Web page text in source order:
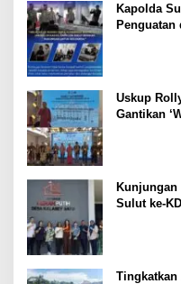
Kapolda
Penguatan
Uskup
Gantikan
Kunjungan
Sulut ke-
Tingkatkan